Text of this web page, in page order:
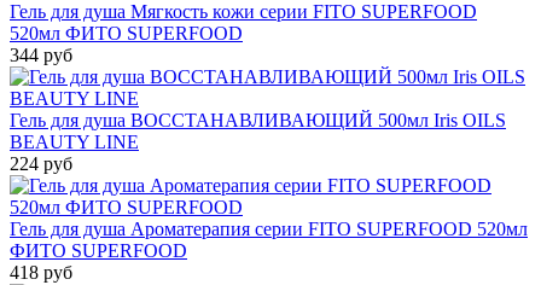
Гель для душа Мягкость кожи серии FITO SUPERFOOD
520мл ФИТО SUPERFOOD
344 руб
Гель для душа ВОССТАНАВЛИВАЮЩИЙ 500мл Iris OILS
BEAUTY LINE
224 руб
Гель для душа Ароматерапия серии FITO SUPERFOOD 520мл
ФИТО SUPERFOOD
418 руб